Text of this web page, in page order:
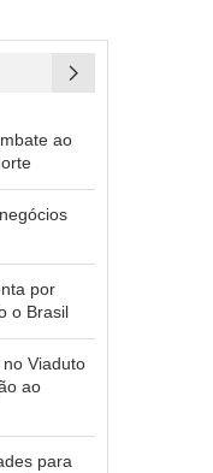
ao
por
o Brasil
Viaduto
ao
para